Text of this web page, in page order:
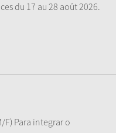
du 17 au 28 août 2026.
F) Para integrar o